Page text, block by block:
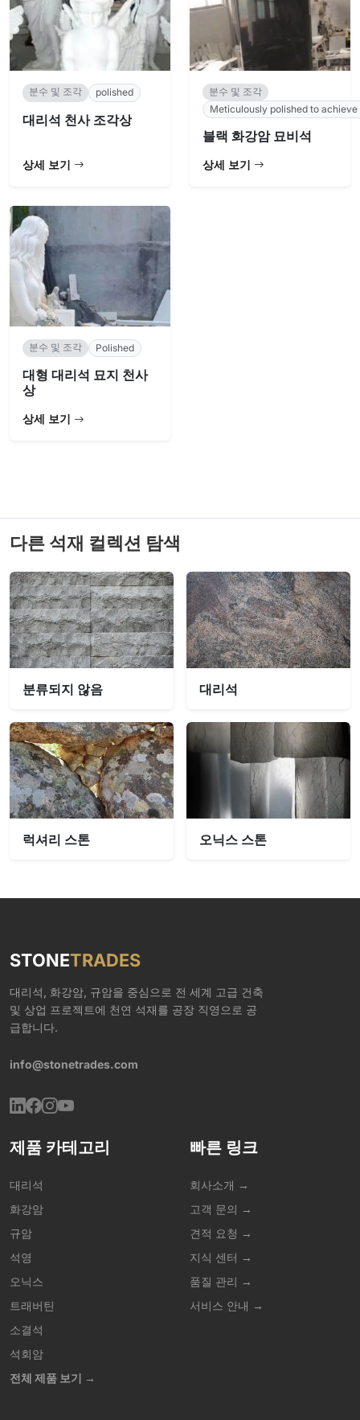
분수 및 조각 polished
대리석 천사 조각상
상세 보기
분수 및 조각
Meticulously polished to achieve
블랙 화강암 묘비석
상세 보기
분수 및 조각 Polished
대형 대리석 묘지 천사
상
상세 보기
다른 석재 컬렉션 탐색
분류되지 않음 대리석
럭셔리 스톤 오닉스 스톤
STONETRADES
대리석, 화강암, 규암을 중심으로 전 세계 고급 건축
및 상업 프로젝트에 천연 석재를 공장 직영으로 공
급합니다.
info@stonetrades.com
제품 카테고리
대리석
화강암
규암
석영
오닉스
트래버틴
소결석
석회암
전체 제품 보기 →
빠른 링크
회사소개 →
고객 문의 →
견적 요청 →
지식 센터 →
품질 관리 →
서비스 안내 →